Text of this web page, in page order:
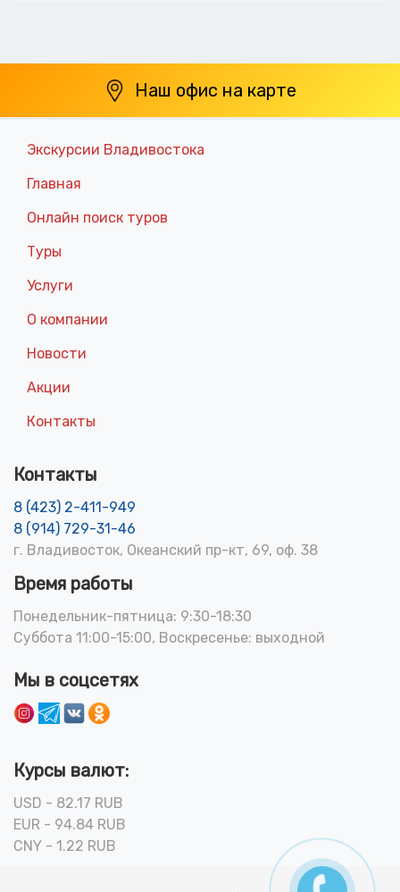
Наш офис на карте
Экскурсии Владивостока
Главная
Онлайн поиск туров
Туры
Услуги
О компании
Новости
Акции
Контакты
Контакты
8 (423) 2-411-949
8 (914) 729-31-46
г. Владивосток, Океанский пр-кт, 69, оф. 38
Время работы
Понедельник-пятница: 9:30-18:30
Суббота 11:00-15:00, Воскресенье: выходной
Мы в соцсетях
Курсы валют:
USD - 82.17 RUB
EUR - 94.84 RUB
CNY - 1.22 RUB